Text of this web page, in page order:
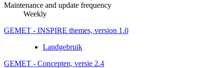
Maintenance and update frequency
Weekly
GEMET - INSPIRE themes, version 1.0
Landgebruik
GEMET - Concepten, versie 2.4